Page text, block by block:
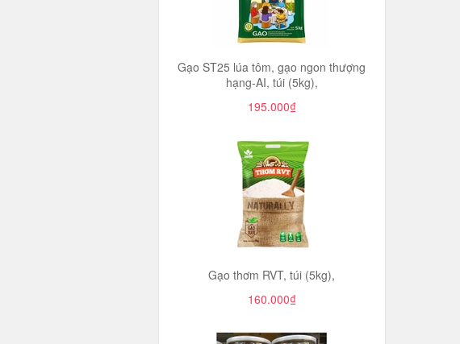
Gạo ST25 lúa tôm, gạo ngon thượng
hạng-AI, túi (5kg),
195.000₫
Gạo thơm RVT, túi (5kg),
160.000₫